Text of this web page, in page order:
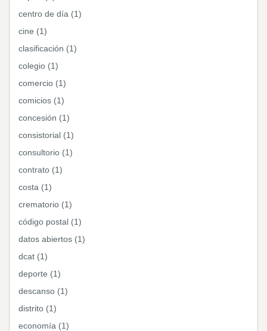
centro de día (1)
cine (1)
clasificación (1)
colegio (1)
comercio (1)
comicios (1)
concesión (1)
consistorial (1)
consultorio (1)
contrato (1)
costa (1)
crematorio (1)
código postal (1)
datos abiertos (1)
dcat (1)
deporte (1)
descanso (1)
distrito (1)
economía (1)